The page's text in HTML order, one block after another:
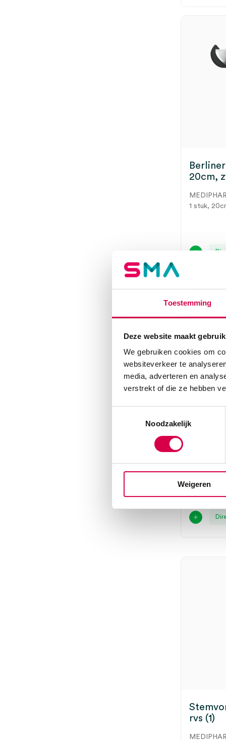
Toestemming
Deze website maakt
We gebruiken cookies om
websiteverkeer te
media, adverteren en
verstrekt of die ze hebben
Noodzakelijk
Weigeren
20cm,
1 stuk,
1 stuk,
rvs (1)